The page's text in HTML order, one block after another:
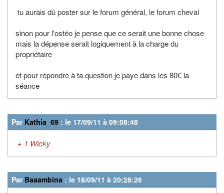
tu aurais dû poster sur le forum général, le forum cheval
sinon pour l'ostéo je pense que ce serait une bonne chose
mais la dépense serait logiquement à la charge du
propriétaire
et pour répondre à ta question je paye dans les 80€ la
séance
Par Kathia_69 : le 17/09/11 à 09:08:48
+ 1 Wicky
Par Baaambina : le 18/09/11 à 20:28:26